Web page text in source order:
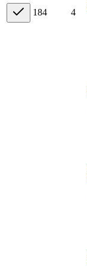
184 4